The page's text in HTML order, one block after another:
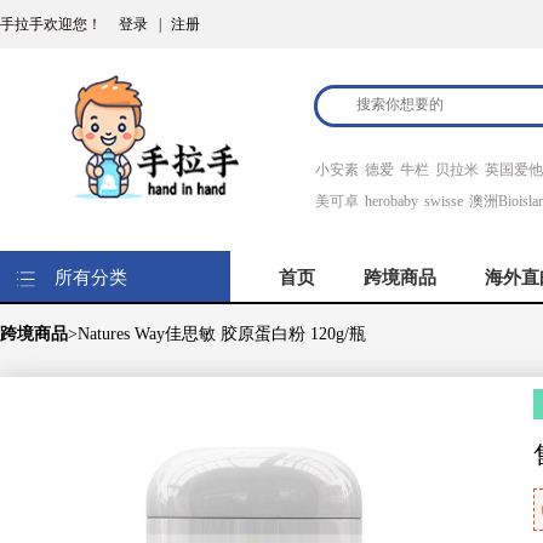
手拉手欢迎您！ 登录 注册
小安素 德爱 牛栏 贝拉米 英国爱
美可卓 herobaby swisse 澳洲
所有分类 首页 跨境商品 海外直
跨境商品>Natures Way佳思敏 胶原蛋白粉 120g/瓶